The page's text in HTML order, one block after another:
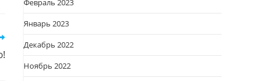
Февраль 2023
Январь 2023
Декабрь 2022
Ноябрь 2022